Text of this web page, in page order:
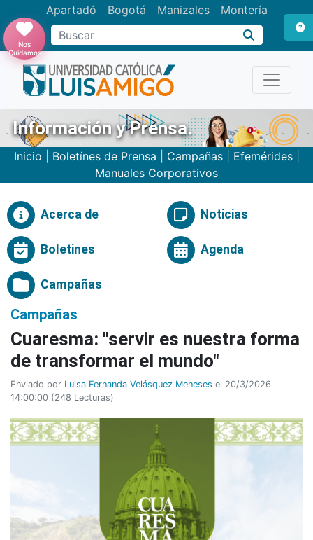
Apartadó Bogotá Manizales Montería
Buscar
Nos
Cuidamos
Información y Prensa.
Inicio Boletínes de Prensa Campañas| Efemérides|
Manuales Corporativos
Acerca de Noticias
Boletines Agenda
Campañas
Campañas
Cuaresma: "servir es nuestra forma
de transformar el mundo"
Enviado por Luisa Fernanda Velásquez Meneses el 20/3/2026
14:00:00 (248 Lecturas)